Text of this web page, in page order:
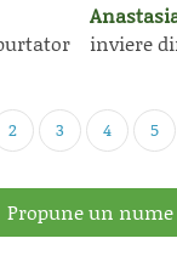
inviere
2 3 4 5
Propune un nume